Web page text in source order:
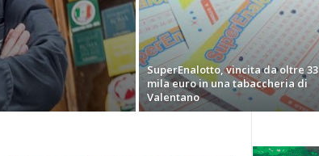
SuperEnalotto, vincita da oltre 33
mila euro in una tabaccheria di
Valentano